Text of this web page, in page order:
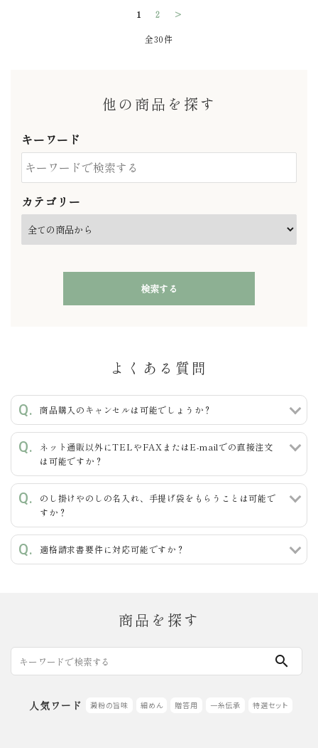
1 2 >
全30件
他の商品を探す
キーワード
カテゴリー
検索する
カテゴリー
よくある質問
商品購入のキャンセルは可能でしょうか？
ネット通販以外にTELやFAXまたはE-mailでの直接注文
は可能ですか？
のし掛けやのしの名入れ、手提げ袋をもらうことは可能で
すか？
適格請求書要件に対応可能ですか？
商品を探す
search
人気ワード 澱粉の旨味 細めん 贈答用 一糸伝承 特選セット